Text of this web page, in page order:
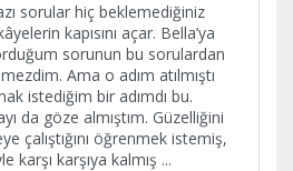
sorular hiç beklemediğiniz
kapısını açar. Bella’ya
sorunun bu sorulardan
Ama o adım atılmıştı
istediğim bir adımdı bu.
da göze almıştım. Güzelliğini
çalıştığını öğrenmek istemiş,
karşı karşıya kalmış ...